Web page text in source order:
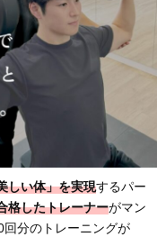
しい体」を実現するパー
格したトレーナーがマン
分のトレーニングが